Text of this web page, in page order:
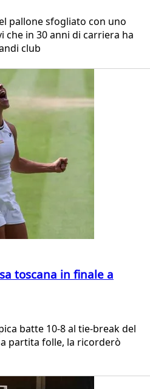
pallone sfogliato con uno
in 30 anni di carriera ha
club
toscana in finale a
batte 10-8 al tie-break del
partita folle, la ricorderò